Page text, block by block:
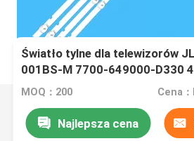
Światło tylne dla telewizorów
001BS-M 7700-649000-D330
49UJ6200-UA
MOQ：200 Cena
Najlepsza cena